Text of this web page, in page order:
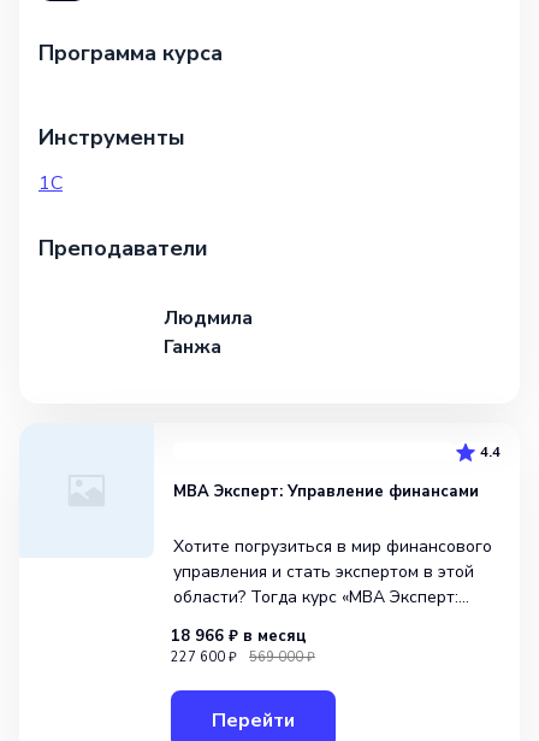
Программа курса
Инструменты
1С
Преподаватели
Людмила
Ганжа
4.4
MBA Эксперт: Управление финансами
Хотите погрузиться в мир финансового
управления и стать экспертом в этой
области? Тогда курс «MBA Эксперт:
Academy — идеальный выбор для вас!
предлагает всесторонний набор знаний
18 966 ₽ в месяц
227 600 ₽ 569 000 ₽
Перейти